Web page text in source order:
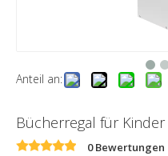
Anteil an:
Bücherregal für Kinder
0 Bewertungen